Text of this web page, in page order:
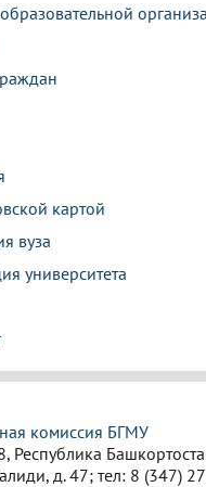
картой
вуза
университета
комиссия БГМУ
Республика
д. 47; тел: 8 (347)